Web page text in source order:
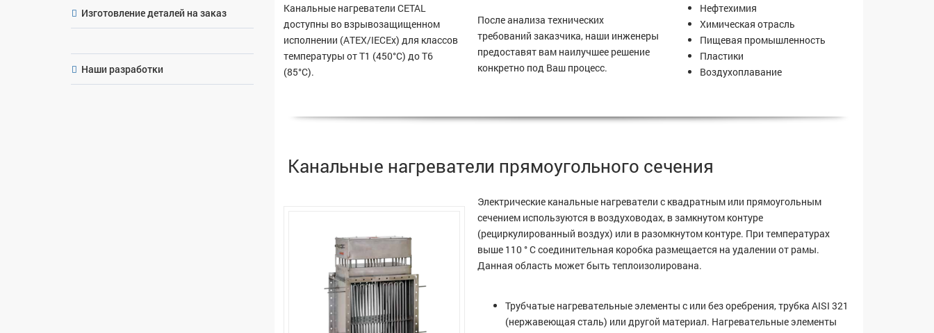
Изготовление деталей на заказ
Наши разработки
Канальные нагреватели CETAL
доступны во взрывозащищенном
исполнении (ATEX/IECEx) для классов
температуры от T1 (450°C) до T6
(85°C).
После анализа технических
требований заказчика, наши инженеры
предоставят вам наилучшее решение
конкретно под Ваш процесс.
Нефтехимия
Химическая отрасль
Пищевая промышленность
Пластики
Воздухоплавание
Канальные нагреватели прямоугольного сечения
Электрические канальные нагреватели с квадратным или прямоугольным
сечением используются в воздуховодах, в замкнутом контуре
(рециркулированный воздух) или в разомкнутом контуре. При температурах
выше 110 ° C соединительная коробка размещается на удалении от рамы.
Данная область может быть теплоизолирована.
Трубчатые нагревательные элементы с или без оребрения, трубка AISI 321
(нержавеющая сталь) или другой материал. Нагревательные элементы